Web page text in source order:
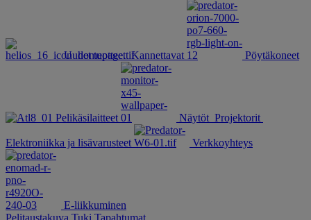
Uudet tuotteet Kannettavat Pöytäkoneet
Pelikäsilaitteet Näytöt Projektorit
Elektroniikka ja lisävarusteet Verkkoyhteys
E-liikkuminen
Pelitaustakuva Tuki Tapahtumat